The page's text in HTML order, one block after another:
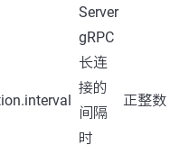
Server
gRPC
长连
接的
间隔
时
正整数